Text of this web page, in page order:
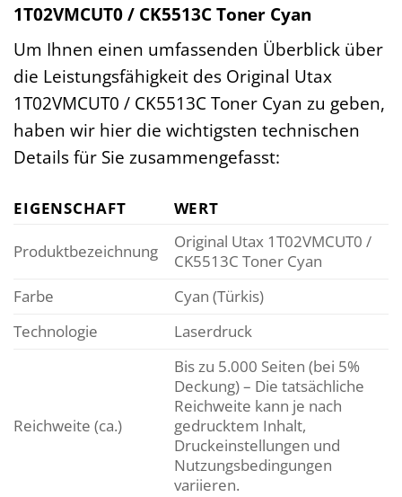
1T02VMCUT0 / CK5513C Toner Cyan
Um Ihnen einen umfassenden Überblick über
die Leistungsfähigkeit des Original Utax
1T02VMCUT0 / CK5513C Toner Cyan zu geben,
haben wir hier die wichtigsten technischen
Details für Sie zusammengefasst:
EIGENSCHAFT WERT
Produktbezeichnung
Original Utax 1T02VMCUT0 /
CK5513C Toner Cyan
Farbe
Cyan (Türkis)
Technologie
Laserdruck
Reichweite (ca.)
Bis zu 5.000 Seiten (bei 5%
Deckung) – Die tatsächliche
Reichweite kann je nach
gedrucktem Inhalt,
Druckeinstellungen und
Nutzungsbedingungen
variieren.